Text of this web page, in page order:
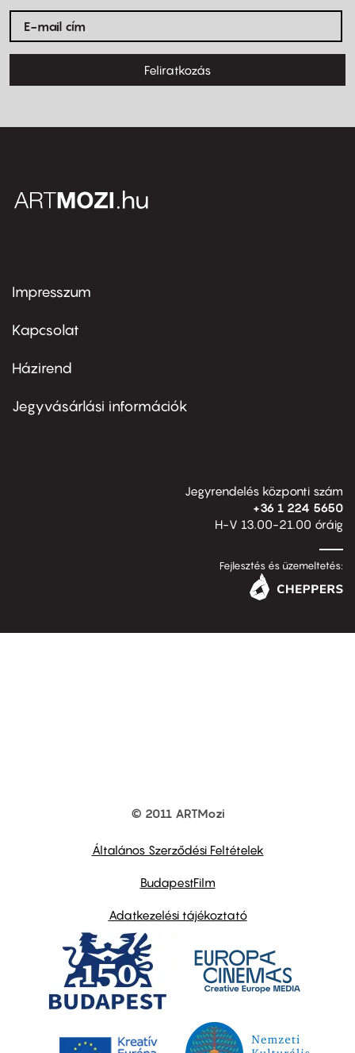
Feliratkozás
Footer
first
Impresszum
Kapcsolat
Footer
second
Házirend
Jegyvásárlási információk
Jegyrendelés központi szám
+36 1 224 5650
H-V 13.00-21.00 óráig
Fejlesztés és üzemeltetés:
© 2011 ARTMozi
Általános Szerződési Feltételek
BudapestFilm
Adatkezelési tájékoztató